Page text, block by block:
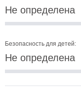
Не определена
Безопасность для детей:
Не определена